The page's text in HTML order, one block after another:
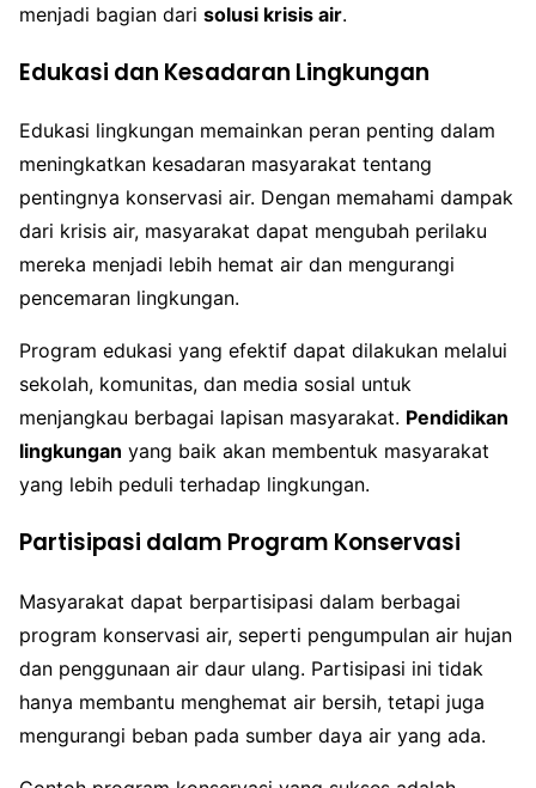
menjadi bagian dari solusi krisis air.
Edukasi dan Kesadaran Lingkungan
Edukasi lingkungan memainkan peran penting dalam
meningkatkan kesadaran masyarakat tentang
pentingnya konservasi air. Dengan memahami dampak
dari krisis air, masyarakat dapat mengubah perilaku
mereka menjadi lebih hemat air dan mengurangi
pencemaran lingkungan.
Program edukasi yang efektif dapat dilakukan melalui
sekolah, komunitas, dan media sosial untuk
menjangkau berbagai lapisan masyarakat. Pendidikan
lingkungan yang baik akan membentuk masyarakat
yang lebih peduli terhadap lingkungan.
Partisipasi dalam Program Konservasi
Masyarakat dapat berpartisipasi dalam berbagai
program konservasi air, seperti pengumpulan air hujan
dan penggunaan air daur ulang. Partisipasi ini tidak
hanya membantu menghemat air bersih, tetapi juga
mengurangi beban pada sumber daya air yang ada.